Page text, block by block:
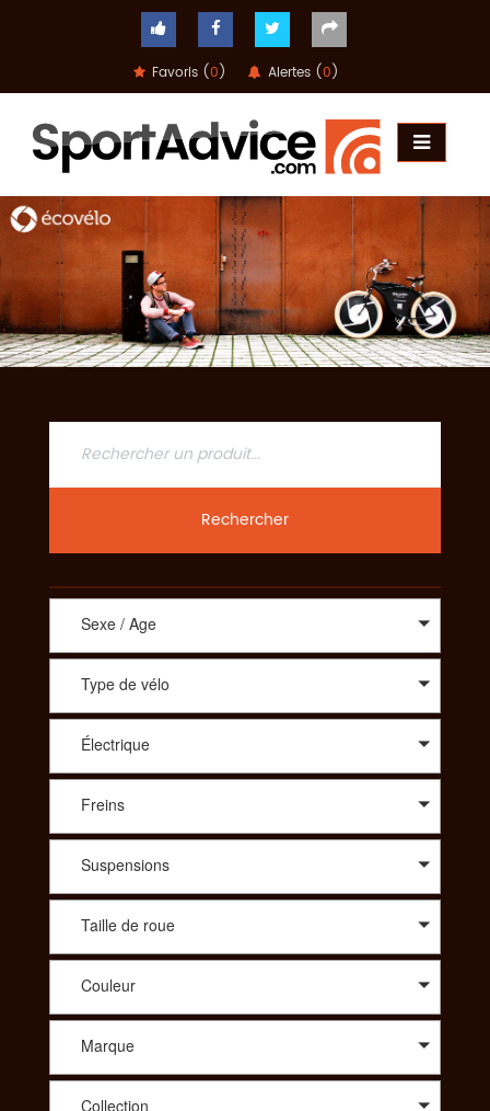
Favoris (0) Alertes (0)
COMPARATEUR
CONSEILS
QUESTIONS
-
RÉPONSES
CONTACT
Rechercher
Sexe / Age
Type de vélo
Électrique
Freins
Suspensions
Taille de roue
Couleur
Marque
Collection